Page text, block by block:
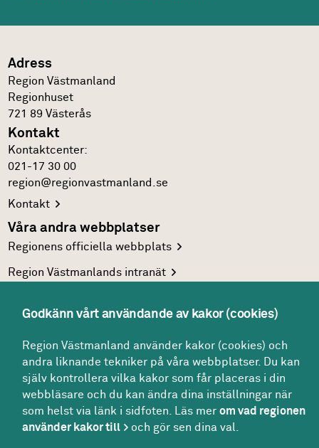
Adress
Region Västmanland
Regionhuset
721 89 Västerås
Kontakt
Kontakt­center:
021-17 30 00
region@regionvastmanland.se
Kontakt
Våra andra webbplatser
Regionens officiellawebbplats
Region Västmanlandsintranät
Facebook
LinkedIn
Twitter
Youtube
Godkänn vårt användande av kakor (cookies)
Region Västmanland använder kakor (cookies) och
andra liknande tekniker på våra webbplatser. Du kan
själv kontrollera vilka kakor som får placeras i din
webbläsare och du kan ändra dina inställningar när
som helst via länk i sidfoten. Läs merom vad regionen
använder kakor till
och gör sen dina val.